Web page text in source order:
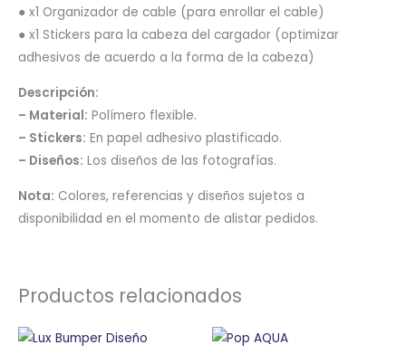
● x1 Organizador de cable (para enrollar el cable)
● x1 Stickers para la cabeza del cargador (optimizar
adhesivos de acuerdo a la forma de la cabeza)
Descripción:
– Material: Polímero flexible.
– Stickers: En papel adhesivo plastificado.
– Diseños: Los diseños de las fotografías.
Nota: Colores, referencias y diseños sujetos a
disponibilidad en el momento de alistar pedidos.
Productos relacionados